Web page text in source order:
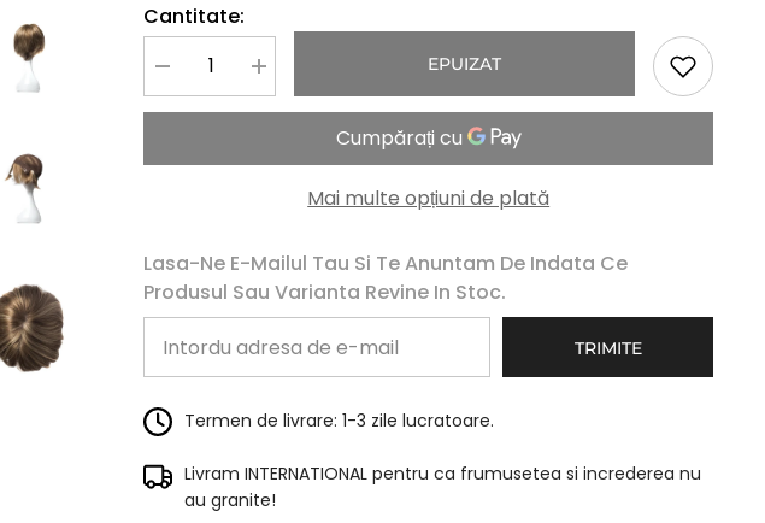
Cantitate:
Redu
cantitatea
pentru
EDNA
Mareste
cantitatea
pentru
EDNA
Deschis
EPUIZAT
Mai multe opțiuni de plată
Lasa-Ne E-Mailul Tau Si Te Anuntam De Indata Ce
Produsul Sau Varianta Revine In Stoc.
TRIMITE
Termen de livrare: 1-3 zile lucratoare.
Livram INTERNATIONAL pentru ca frumusetea si increderea nu
au granite!